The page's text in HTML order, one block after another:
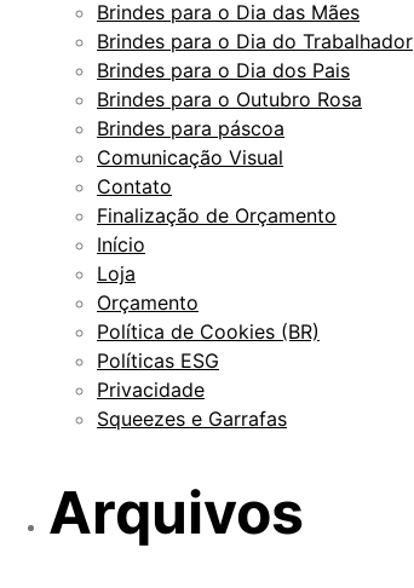
Brindes para o Dia das Mães
Brindes para o Dia do Trabalhador
Brindes para o Dia dos Pais
Brindes para o Outubro Rosa
Brindes para páscoa
Comunicação Visual
Contato
Finalização de Orçamento
Início
Loja
Orçamento
Política de Cookies (BR)
Políticas ESG
Privacidade
Squeezes e Garrafas
Arquivos